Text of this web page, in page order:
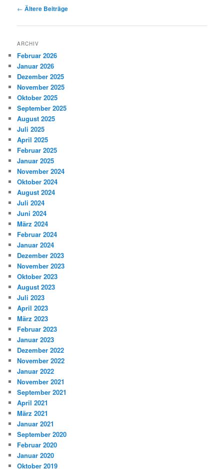
Beitragsnavigation
← Ältere Beiträge
ARCHIV
Februar 2026
Januar 2026
Dezember 2025
November 2025
Oktober 2025
September 2025
August 2025
Juli 2025
April 2025
Februar 2025
Januar 2025
November 2024
Oktober 2024
August 2024
Juli 2024
Juni 2024
März 2024
Februar 2024
Januar 2024
Dezember 2023
November 2023
Oktober 2023
August 2023
Juli 2023
April 2023
März 2023
Februar 2023
Januar 2023
Dezember 2022
November 2022
Januar 2022
November 2021
September 2021
April 2021
März 2021
Januar 2021
September 2020
Februar 2020
Januar 2020
Oktober 2019